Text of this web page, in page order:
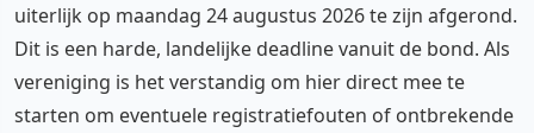
uiterlijk op maandag 24 augustus 2026 te zijn afgerond.
Dit is een harde, landelijke deadline vanuit de bond. Als
vereniging is het verstandig om hier direct mee te
starten om eventuele registratiefouten of ontbrekende